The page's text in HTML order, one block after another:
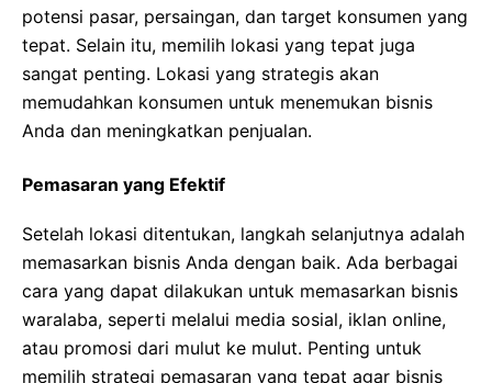
potensi pasar, persaingan, dan target konsumen yang
tepat. Selain itu, memilih lokasi yang tepat juga
sangat penting. Lokasi yang strategis akan
memudahkan konsumen untuk menemukan bisnis
Anda dan meningkatkan penjualan.
Pemasaran yang Efektif
Setelah lokasi ditentukan, langkah selanjutnya adalah
memasarkan bisnis Anda dengan baik. Ada berbagai
cara yang dapat dilakukan untuk memasarkan bisnis
waralaba, seperti melalui media sosial, iklan online,
atau promosi dari mulut ke mulut. Penting untuk
memilih strategi pemasaran yang tepat agar bisnis